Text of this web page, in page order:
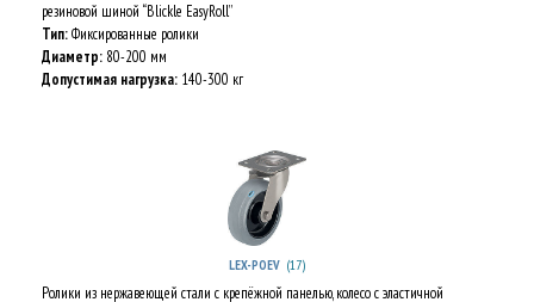
резиновой шиной “Blickle EasyRoll”
Тип:Фиксированные ролики
Диаметр: 80-200 мм
Допустимая нагрузка: 140-300 кг
LEX-POEV (17)
Ролики из нержавеющей стали с крепёжной панелью, колесо с эластичной